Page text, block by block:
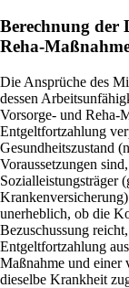
Berechnung der
Reha-
Die Ansprüche des
dessen
Vorsorge- und Reha-
Entgeltfortzahlung
Gesundheitszustand
Voraussetzungen
Sozialleistungsträger
unerheblich, ob die
Bezuschussung
Entgeltfortzahlung
Maßnahme und einer
dieselbe Krankheit